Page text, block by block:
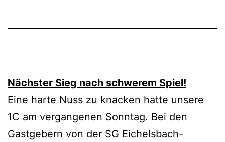
Nächster Sieg nach schwerem Spiel!
Eine harte Nuss zu knacken hatte unsere
1C am vergangenen Sonntag. Bei den
Gastgebern von der SG Eichelsbach-